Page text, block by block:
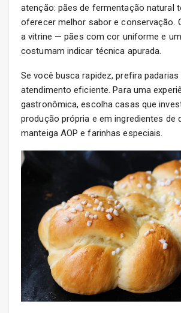
atenção: pães de fermentação natural
oferecer melhor sabor e conservação.
a vitrine — pães com cor uniforme e
costumam indicar técnica apurada.
Se você busca rapidez, prefira
atendimento eficiente. Para uma
gastronômica, escolha casas que
produção própria e em ingredientes de
manteiga AOP e farinhas especiais.